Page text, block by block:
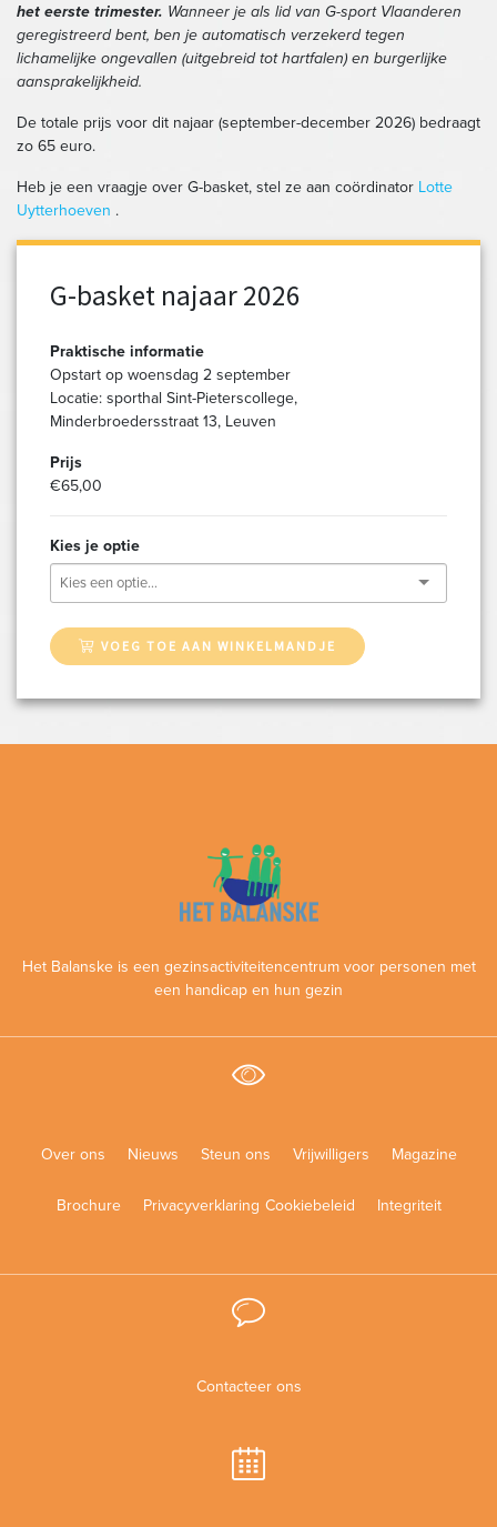
het eerste trimester. Wanneer je als lid van G-sport Vlaanderen
geregistreerd bent, ben je automatisch verzekerd tegen
lichamelijke ongevallen (uitgebreid tot hartfalen) en burgerlijke
aansprakelijkheid.
De totale prijs voor dit najaar (september-december 2026) bedraagt
​​zo 65 euro.
Heb je een vraagje over G-basket, stel ze aan coördinator Lotte
Uytterhoeven .
G-basket najaar 2026
Praktische informatie
Opstart op woensdag 2 september
Locatie: sporthal Sint-Pieterscollege,
Minderbroedersstraat 13, Leuven
Prijs
€65,00
Kies je optie
VOEG TOE AAN WINKELMANDJE
Het Balanske is een gezinsactiviteitencentrum voor personen met
een handicap en hun gezin
Over ons Nieuws Steun ons Vrijwilligers Magazine
Brochure Privacyverklaring Cookiebeleid Integriteit
Contacteer ons